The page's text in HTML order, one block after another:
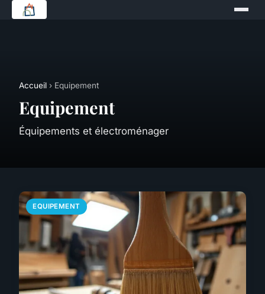
Accueil › Equipement
Equipement
Équipements et électroménager
EQUIPEMENT